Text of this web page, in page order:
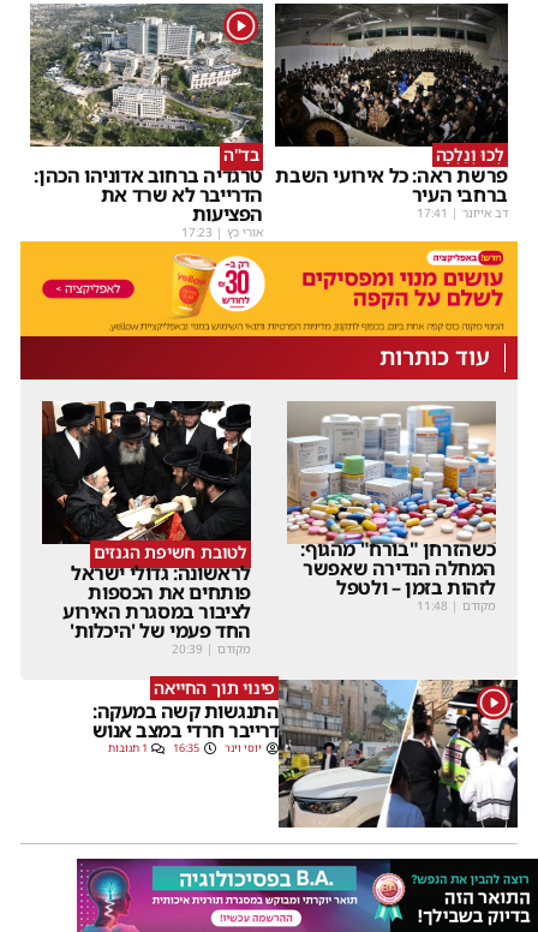
לְכוּ וְנֵלְכָה
פרשת ראה: כל אירועי השבת
ברחבי העיר
דב אייזנר |
17:41
1
בד"ה
טרגדיה ברחוב אדוניהו הכהן:
הדרייבר לא שרד את
הפציעות
אורי כץ |
17:23
עוד כותרות
כשהזרחן "בורח" מהגוף:
המחלה הנדירה שאפשר
לזהות בזמן – ולטפל
מקודם |
11:48
לטובת חשיפת הגנזים
לראשונה: גדולי ישראל
פותחים את הכספות
לציבור במסגרת האירוע
החד פעמי של 'היכלות'
מקודם |
20:39
1 פינוי תוך החייאה
התנגשות קשה במעקה:
דרייבר חרדי במצב אנוש
יוסי וינר 16:35 1 תגובות
16 דקות של אנרגיה
שבת Upmix" משולם זושא